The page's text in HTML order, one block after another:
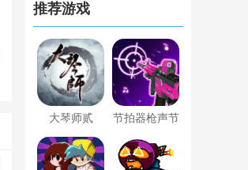
推荐游戏
大琴师贰 节拍器枪声节
奏